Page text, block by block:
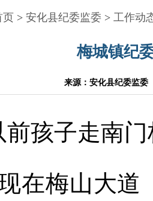
页 > 安化县纪委监委 > 工作动
梅城镇纪
来源：安化县纪委监委
子走南门
在梅山大道